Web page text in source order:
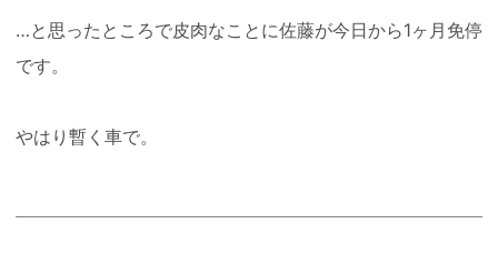
…と思ったところで皮肉なことに佐藤が今日から1ヶ月免停
です。
やはり暫く車で。